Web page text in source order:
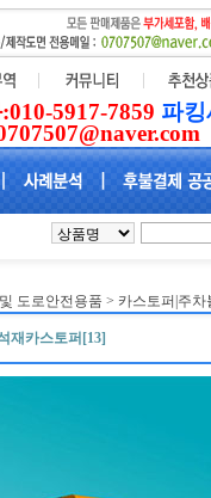
5917-7859 파
도로안전용품 > 카스토퍼|주차
재카스토퍼[13]